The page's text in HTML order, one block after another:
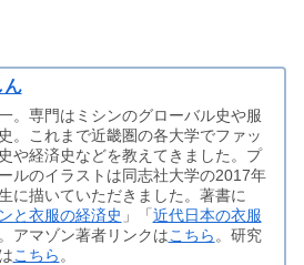
ん
。専門はミシンのグローバル史や服
。これまで近畿圏の各大学でファッ
や経済史などを教えてきました。プ
ルのイラストは同志社大学の2017年
に描いていただきました。著書に
と衣服の経済史 」「近代日本の衣服
アマゾン著者リンクはこちら 。研究
こちら 。